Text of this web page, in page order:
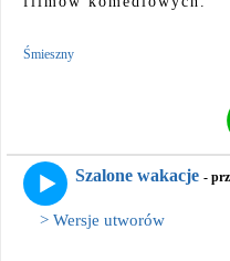
Śmieszny
Szalone wakacje -
> Wersje utworów